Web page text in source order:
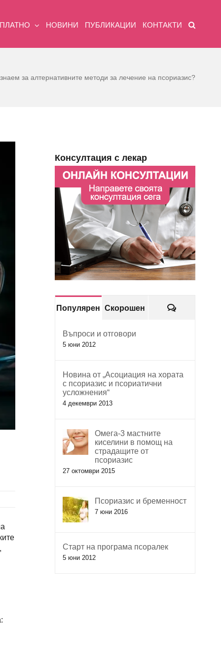
НОВИНИ ПУБЛИКАЦИИ КОНТАКТИ
за алтернативните методи за лечение на псориазис?
Консултация с лекар
Популярен Скорошен Коментари
Въпроси и отговори
5 юни 2012
Новина от „Асоциация на хората
с псориазис и псориатични
усложнения“
4 декември 2013
Омега-3 мастните
киселини в помощ на
страдащите от
псориазис
27 октомври 2015
Псориазис и бременност
7 юни 2016
Старт на програма псоралек
5 юни 2012